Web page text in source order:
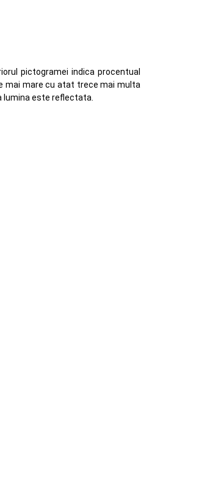
pictogramei indica procentual
mai mare cu atat trece mai multa
lumina este reflectata.